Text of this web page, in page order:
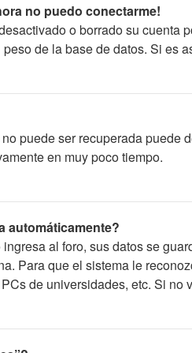
no puedo conectarme!
o borrado su
de la base de datos. Si es
puede ser recuperada
en muy poco tiempo.
automáticamente?
al foro, sus datos se
Para que el sistema le
de universidades, etc. Si